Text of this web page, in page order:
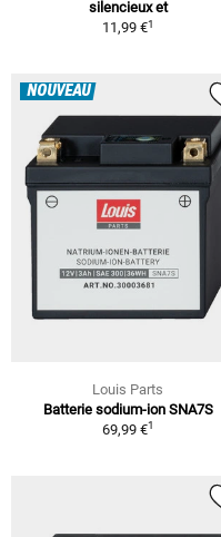
silencieux et
11,99 €1
NOUVEAU
Louis Parts
Batterie sodium-ion SNA7S
69,99 €1